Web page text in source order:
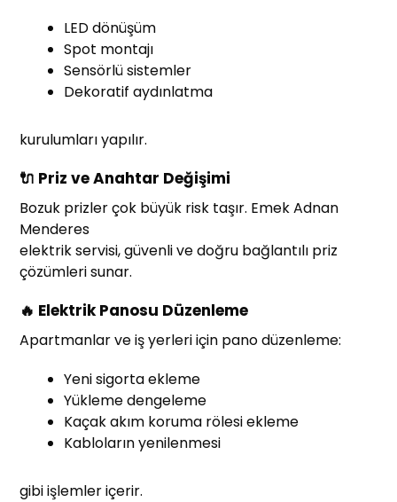
LED dönüşüm
Spot montajı
Sensörlü sistemler
Dekoratif aydınlatma
kurulumları yapılır.
🔌 Priz ve Anahtar Değişimi
Bozuk prizler çok büyük risk taşır. Emek Adnan
Menderes
elektrik servisi, güvenli ve doğru bağlantılı priz
çözümleri sunar.
🔥 Elektrik Panosu Düzenleme
Apartmanlar ve iş yerleri için pano düzenleme:
Yeni sigorta ekleme
Yükleme dengeleme
Kaçak akım koruma rölesi ekleme
Kabloların yenilenmesi
gibi işlemler içerir.